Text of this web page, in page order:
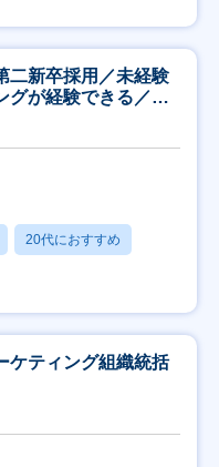
二新卒採用／未経験
グが経験できる／研
20代におすすめ
ケティング組織統括